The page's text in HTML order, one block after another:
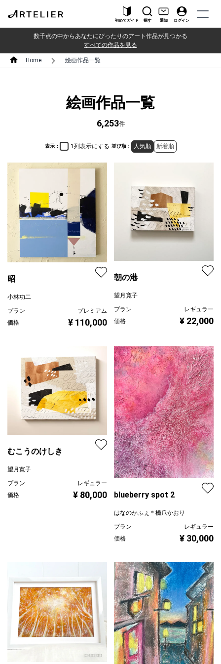
初めてガイド 探す 通知 ログイン
数千点の中からあなたにぴったりのアート作品が見つかる
すべての作品を見る
Home 絵画作品一覧
絵画作品一覧
6,253件
表示： 1列表示にする 並び順： 人気順 新着順
昭
小林功二
プラン
プレミアム
価格
¥ 110,000
朝の港
望月寛子
プラン
レギュラー
価格
¥ 22,000
むこうのけしき
望月寛子
プラン
レギュラー
価格
¥ 80,000 blueberry spot 2
はなのかふぇ＊橋爪かおり
プラン
レギュラー
価格
¥ 30,000